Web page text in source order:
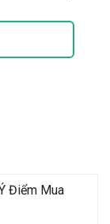
Điểm Mua